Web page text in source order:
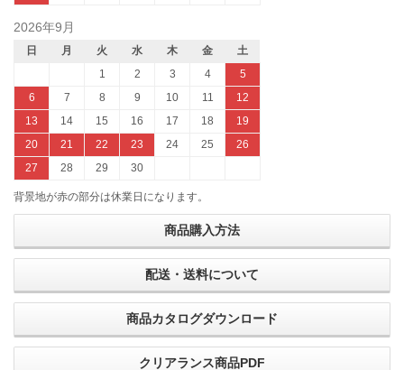
2026年9月
日 月 火 水 木 金
土
1
2 3 4
5
6
7 8 9 10 11
12
13
14 15 16 17 18
19
20
21 22 23 24 25
26
27
28 29 30
背景地が赤の部分は休業日になります。
商品購入方法
配送・送料について
商品カタログダウンロード
クリアランス商品PDF